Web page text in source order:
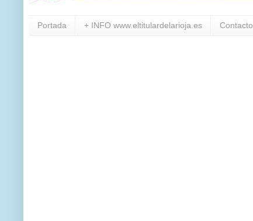
Portada + INFO www.eltitulardelarioja.es Contacto